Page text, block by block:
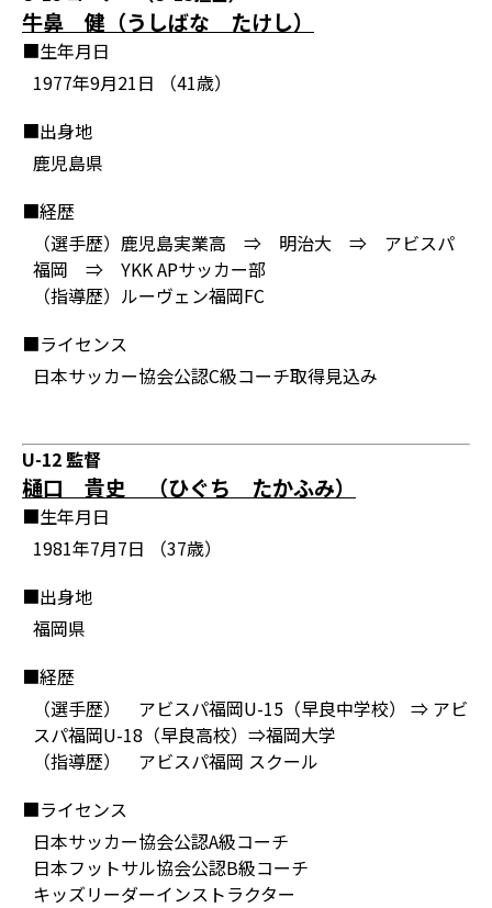
牛鼻 健（うしばな たけし）
■生年月日
1977年9月21日 （41歳）
■出身地
鹿児島県
■経歴
（選手歴）鹿児島実業高 ⇒ 明治大 ⇒ アビスパ
福岡 ⇒ YKK APサッカー部
（指導歴）ルーヴェン福岡FC
■ライセンス
日本サッカー協会公認C級コーチ取得見込み
U-12 監督
樋口 貴史 （ひぐち たかふみ）
■生年月日
1981年7月7日 （37歳）
■出身地
福岡県
■経歴
（選手歴） アビスパ福岡U-15（早良中学校） ⇒ アビ
スパ福岡U-18（早良高校）⇒福岡大学
（指導歴） アビスパ福岡 スクール
■ライセンス
日本サッカー協会公認A級コーチ
日本フットサル協会公認B級コーチ
キッズリーダーインストラクター